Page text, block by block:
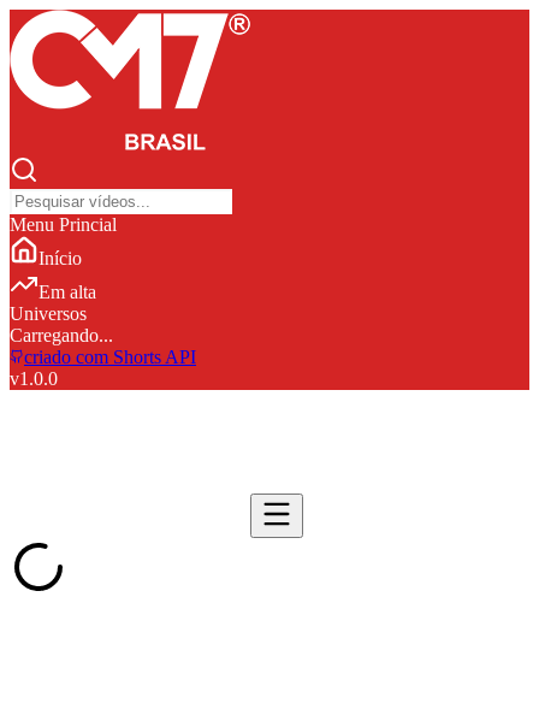
Menu Princial
Início
Em alta
Universos
Carregando...
criado com Shorts API
v1.0.0